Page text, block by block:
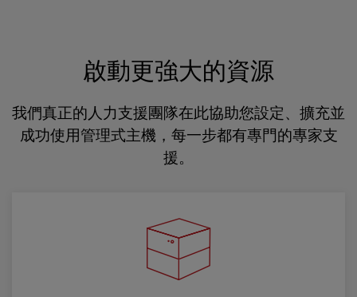
啟動更強大的資源
我們真正的人力支援團隊在此協助您設定、擴充並
成功使用管理式主機，每一步都有專門的專家支
援。